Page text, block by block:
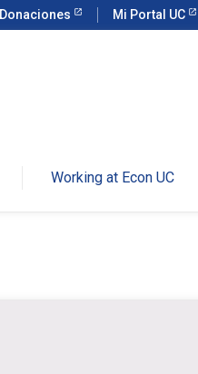
Donaciones Mi Portal UC
Working at Econ UC